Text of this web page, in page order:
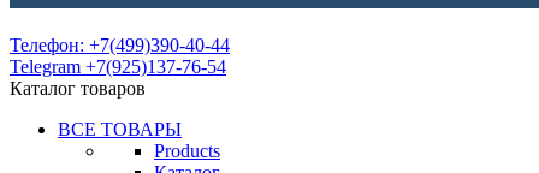
Телефон: +7(499)390-40-44
Telegram +7(925)137-76-54
Каталог товаров
ВСЕ ТОВАРЫ
Products